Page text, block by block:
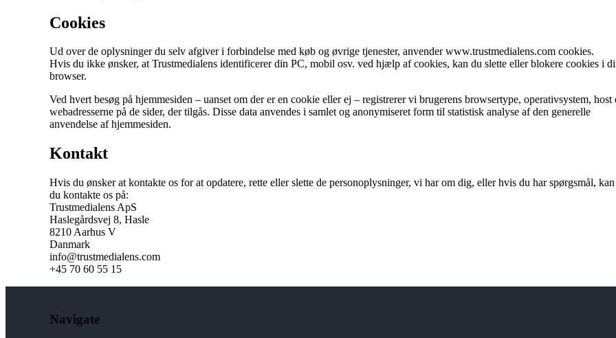
Cookies
Ud over de oplysninger du selv afgiver i forbindelse med køb og øvrige tjenester, anvender www.trustmedialens.com cookies.
Hvis du ikke ønsker, at Trustmedialens identificerer din PC, mobil osv. ved hjælp af cookies, kan du slette eller blokere cookies i
browser.
Ved hvert besøg på hjemmesiden – uanset om der er en cookie eller ej – registrerer vi brugerens browsertype, operativsystem, host
webadresserne på de sider, der tilgås. Disse data anvendes i samlet og anonymiseret form til statistisk analyse af den generelle
anvendelse af hjemmesiden.
Kontakt
Hvis du ønsker at kontakte os for at opdatere, rette eller slette de personoplysninger, vi har om dig, eller hvis du har spørgsmål, kan
du kontakte os på:
Trustmedialens ApS
Haslegårdsvej 8, Hasle
8210 Aarhus V
Danmark
info@trustmedialens.com
+45 70 60 55 15
Navigate